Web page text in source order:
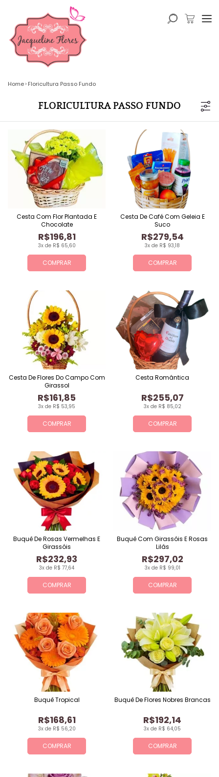
Home Floricultura Passo Fundo
FLORICULTURA PASSO FUNDO
COMPRAR
3x de R$ 65,60
R$196,81
Cesta Com Flor Plantada E
Chocolate
COMPRAR
3x de R$ 93,18
R$279,54
Cesta De Café Com Geleia E
Suco
COMPRAR
3x de R$ 53,95
R$161,85
Cesta De Flores Do Campo Com
Girassol
COMPRAR
3x de R$ 85,02
R$255,07
Cesta Romântica
COMPRAR
3x de R$ 77,64
R$232,93
Buquê De Rosas Vermelhas E
Girassóis
COMPRAR
3x de R$ 99,01
R$297,02
Buquê Com Girassóis E Rosas
Lilás
COMPRAR
3x de R$ 56,20
R$168,61
Buquê Tropical
COMPRAR
3x de R$ 64,05
R$192,14
Buquê De Flores Nobres Brancas